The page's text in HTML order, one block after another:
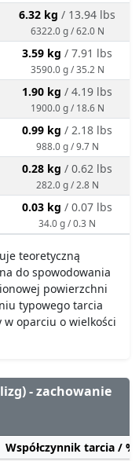
6.32 kg / 13.94 lbs
6322.0 g / 62.0 N
3.59 kg / 7.91 lbs
3590.0 g / 35.2 N
1.90 kg / 4.19 lbs
1900.0 g / 18.6 N
0.99 kg / 2.18 lbs
988.0 g / 9.7 N
0.28 kg / 0.62 lbs
282.0 g / 2.8 N
0.03 kg / 0.07 lbs
34.0 g / 0.3 N
teoretyczną
do spowodowania
powierzchni
typowego tarcia
w oparciu o wielkości
- zachowanie
Współczynnik tarcia /